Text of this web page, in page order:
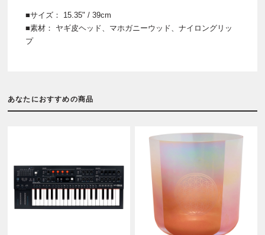
■サイズ： 15.35" / 39cm
■素材： ヤギ皮ヘッド、マホガニーウッド、ナイロングリッ
プ
あなたにおすすめの商品